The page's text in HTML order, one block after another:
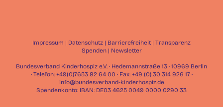
Impressum | Datenschutz | Barrierefreiheit | Transparenz
Spenden| Newsletter
Bundesverband Kinderhospiz e.V. · Hedemannstraße 13 · 10969 Berlin
· Telefon: +49(0)7653 82 64 00 · Fax: +49 (0) 30 314 926 17 ·
info@bundesverband-kinderhospiz.de
Spendenkonto: IBAN: DE03 4625 0049 0000 0290 33